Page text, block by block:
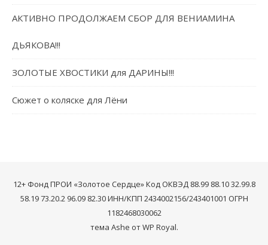
АКТИВНО ПРОДОЛЖАЕМ СБОР ДЛЯ ВЕНИАМИНА
ДЬЯКОВА!!!
ЗОЛОТЫЕ ХВОСТИКИ для ДАРИНЫ!!!
Сюжет о коляске для Лёни
12+ Фонд ПРОИ «Золотое Сердце» Код ОКВЭД 88.99 88.10 32.99.8
58.19 73.20.2 96.09 82.30 ИНН/КПП 2434002156/243401001 ОГРН
1182468030062
тема Ashe отWP Royal.